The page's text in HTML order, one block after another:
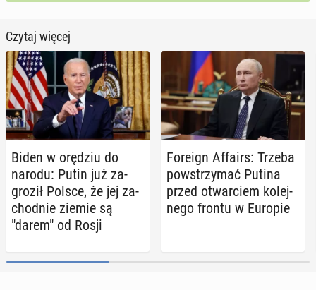
Czytaj więcej
Biden w orędziu do
narodu: Putin już za­
gro­ził Polsce, że jej za­
chod­nie ziemie są
"darem" od Rosji
Foreign Affairs: Trzeba
po­wstrzy­mać Putina
przed otwar­ciem ko­lej­
ne­go frontu w Europie